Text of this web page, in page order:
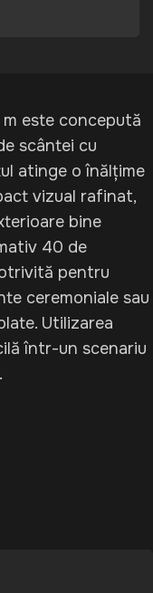
este concepută
scântei cu
atinge o înălțime
vizual rafinat,
bine
40 de
pentru
ceremoniale sau
Utilizarea
într-un scenariu